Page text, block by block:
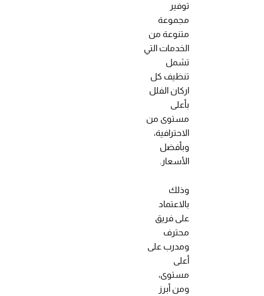
توفير
مجموعة
متنوعة من
الخدمات التي
تشمل
تنظيف كل
اركان الفلل
بأعلى
مستوى من
الاحترافية،
وبأفضل
الأسعار.
وذلك
بالاعتماد
على فريق
محترف
ومدرب على
أعلى
مستوى،
ومن أبرز